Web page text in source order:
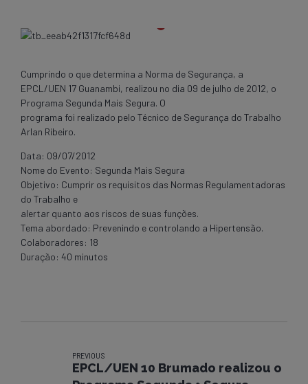
Cumprindo o que determina a Norma de Segurança, a
EPCL/UEN 17 Guanambi, realizou no dia 09 de julho de 2012, o
Programa Segunda Mais Segura. O
programa foi realizado pelo Técnico de Segurança do Trabalho
Arlan Ribeiro.
Data: 09/07/2012
Nome do Evento: Segunda Mais Segura
Objetivo: Cumprir os requisitos das Normas Regulamentadoras
do Trabalho e
alertar quanto aos riscos de suas funções.
Tema abordado: Prevenindo e controlando a Hipertensão.
Colaboradores: 18
Duração: 40 minutos
PREVIOUS
EPCL/UEN 10 Brumado realizou o